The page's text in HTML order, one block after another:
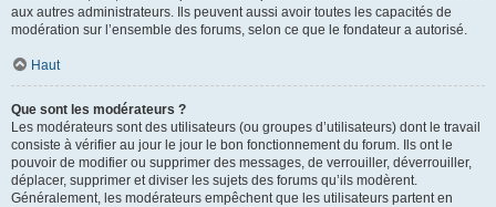
aux autres administrateurs. Ils peuvent aussi avoir toutes les capacités de
modération sur l’ensemble des forums, selon ce que le fondateur a autorisé.
Haut
Que sont les modérateurs ?
Les modérateurs sont des utilisateurs (ou groupes d’utilisateurs) dont le travail
consiste à vérifier au jour le jour le bon fonctionnement du forum. Ils ont le
pouvoir de modifier ou supprimer des messages, de verrouiller, déverrouiller,
déplacer, supprimer et diviser les sujets des forums qu’ils modèrent.
Généralement, les modérateurs empêchent que les utilisateurs partent en